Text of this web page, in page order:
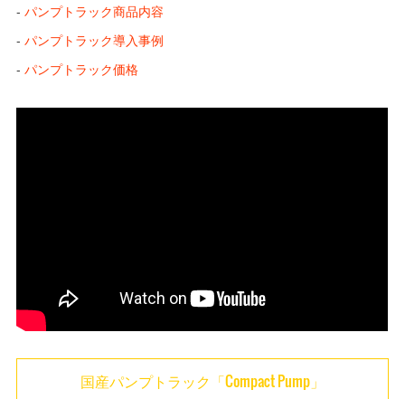
-パンプトラック商品内容
-パンプトラック導入事例
-パンプトラック価格
国産パンプトラック「Compact Pump」